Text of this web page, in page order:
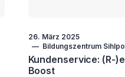
26. März 2025
Bildungszentrum
Kundenservice: (R-
Boost